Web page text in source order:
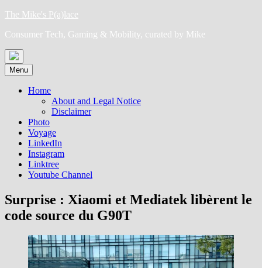
Skip
content
The Mike's P(a)lace
Consumer Tech, Gaming & Mobility, curated by Mike
Menu
Home
About and Legal Notice
Disclaimer
Photo
Voyage
LinkedIn
Instagram
Linktree
Youtube Channel
Surprise : Xiaomi et Mediatek libèrent le
code source du G90T